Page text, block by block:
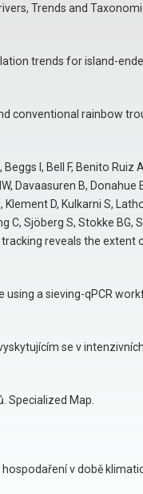
Trends and
trends for island-
conventional rainbow
I, Bell F, Benito Ruiz
B, Donahue
D, Kulkarni S,
C, Sjöberg S, Stokke BG,
reveals the
a sieving-qPCR
se v
Specialized Map.
v době